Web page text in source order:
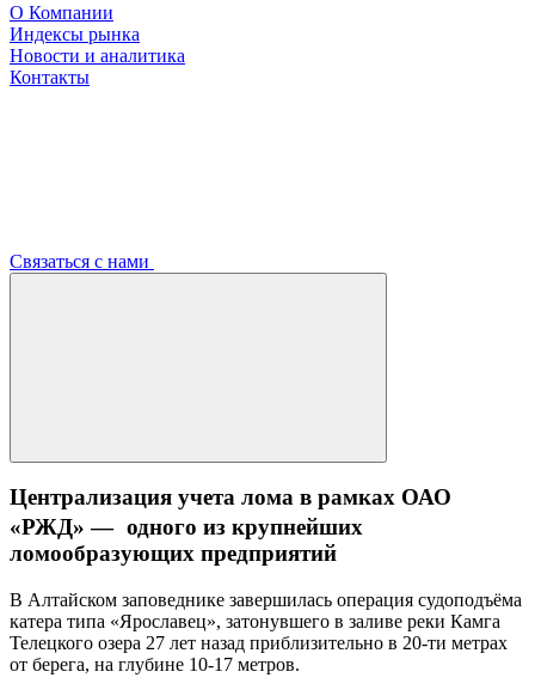
О Компании
Индексы рынка
Новости и аналитика
Контакты
Связаться с нами
Централизация учета лома в рамках ОАО
«РЖД» — одного из крупнейших
ломообразующих предприятий
В Алтайском заповеднике завершилась операция судоподъёма
катера типа «Ярославец», затонувшего в заливе реки Камга
Телецкого озера 27 лет назад приблизительно в 20-ти метрах
от берега, на глубине 10-17 метров.